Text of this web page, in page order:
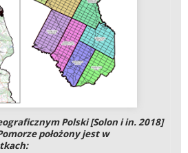
Polski [Solon i in. 2018]
położony jest w